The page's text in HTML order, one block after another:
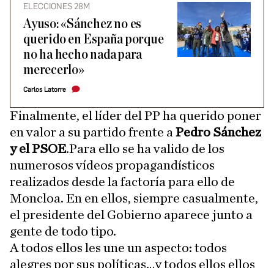
ELECCIONES 28M
Ayuso: «Sánchez no es
querido en España porque
no ha hecho nada para
merecerlo»
Carlos Latorre
Finalmente, el líder del PP ha querido poner
en valor a su partido frente a Pedro Sánchez
y el PSOE.Para ello se ha valido de los
numerosos vídeos propagandísticos
realizados desde la factoría para ello de
Moncloa. En en ellos, siempre casualmente,
el presidente del Gobierno aparece junto a
gente de todo tipo.
A todos ellos les une un aspecto: todos
alegres por sus políticas…y todos ellos ellos